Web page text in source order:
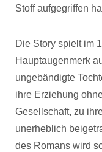
Stoff aufgegriffen
Die Story spielt im
Hauptaugenmerk
ungebändigte
ihre Erziehung
Gesellschaft, zu
unerheblich
des Romans wird